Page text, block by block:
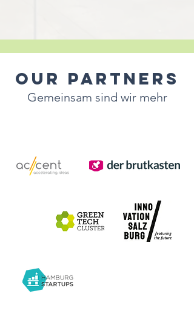
Our PartnerS
Gemeinsam sind wir mehr